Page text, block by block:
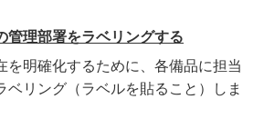
管理部署をラベリングする
を明確化するために、各備品に担当
ベリング（ラベルを貼ること）しま